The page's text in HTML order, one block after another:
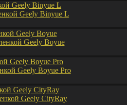
Geely Binyue L
Geely Boyue
Geely Boyue Pro
Geely CityRay